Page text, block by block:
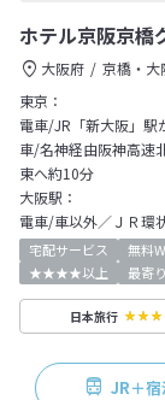
ホテル京阪京橋
大阪府 京橋・大
東京：
電車/JR「新大阪」駅
車/名神経由阪神高速
東へ約10分
大阪駅：
電車/車以外／ＪＲ
宅配サービス 無料
★★★★以上
最寄
日本旅行
JR＋